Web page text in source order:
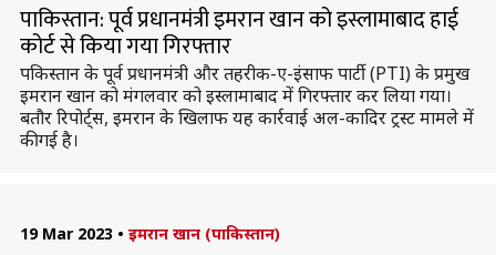
पाकिस्तान: पूर्व प्रधानमंत्री इमरान खान को इस्लामाबाद हाई
कोर्ट से किया गया गिरफ्तार
पकिस्तान के पूर्व प्रधानमंत्री और तहरीक-ए-इंसाफ पार्टी (PTI) के प्रमुख
इमरान खान को मंगलवार को इस्लामाबाद में गिरफ्तार कर लिया गया।
बतौर रिपोर्ट्स, इमरान के खिलाफ यह कार्रवाई अल-कादिर ट्रस्ट मामले में
की गई है।
19 Mar 2023 • इमरान खान (पाकिस्तान)